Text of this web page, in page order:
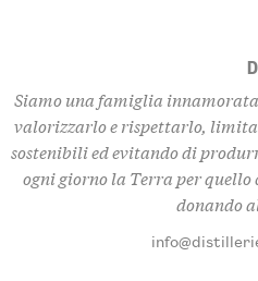
Siamo una famiglia
valorizzarlo e rispettarlo,
sostenibili ed evitando di
ogni giorno la Terra per quello
donando